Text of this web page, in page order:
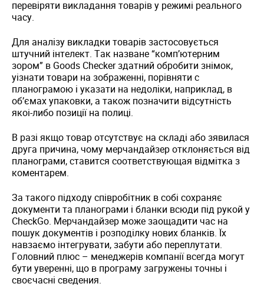
перевіряти викладання товарів у режимі реального
часу.
Для аналізу викладки товарів застосовується
штучний інтелект. Так назване “комп’ютерним
зором” в Goods Checker здатний обробити знімок,
уізнати товари на зображенні, порівняти с
планограмою і указати на недоліки, наприклад, в
об’ємах упаковки, а також позначити відсутність
якоі-либо позиції на полиці.
В разі якщо товар отсутствує на складі або зявилася
друга причина, чому мерчандайзер отклоняється від
планограми, ставится соответствующая відмітка з
коментарем.
За такого підходу співробітник в собі сохраняє
документи та планограми і бланки всюди під рукой у
CheckGo. Мерчандайзер може заощадити час на
пошук документів і розподілку нових бланків. Їх
навзаємо інтегрувати, забути або переплутати.
Головний плюс – менеджерів компанії всегда могут
бути уверенні, що в програму загружены точны і
своєчасні сведения.